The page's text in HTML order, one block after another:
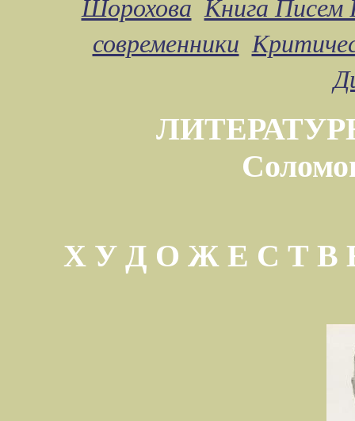
Шорохова Книга Писем
современники
Х У Д О Ж Е С Т